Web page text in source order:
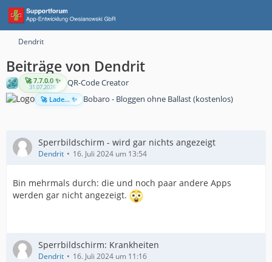
Dendrit
Beiträge von Dendrit
🚀 7.7.0.0 ✨
31.07.2026 QR-Code Creator
🚀 Lade... ✨ Bobaro - Bloggen ohne Ballast (kostenlos)
Sperrbildschirm - wird gar nichts angezeigt
Dendrit 16. Juli 2024 um 13:54
Bin mehrmals durch: die und noch paar andere Apps
werden gar nicht angezeigt.
Sperrbildschirm: Krankheiten
Dendrit 16. Juli 2024 um 11:16